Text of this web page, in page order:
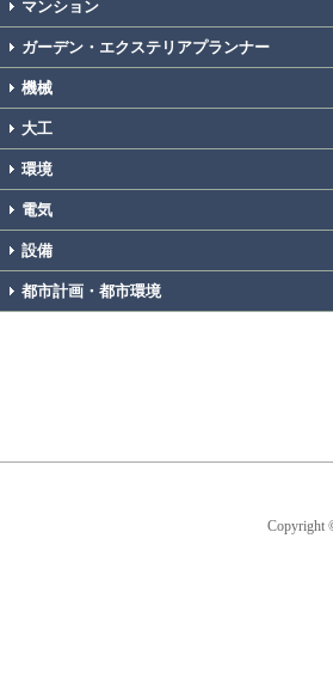
マンション
ガーデン・エクステリアプランナー
機械
大工
環境
電気
設備
都市計画・都市環境
Copyright